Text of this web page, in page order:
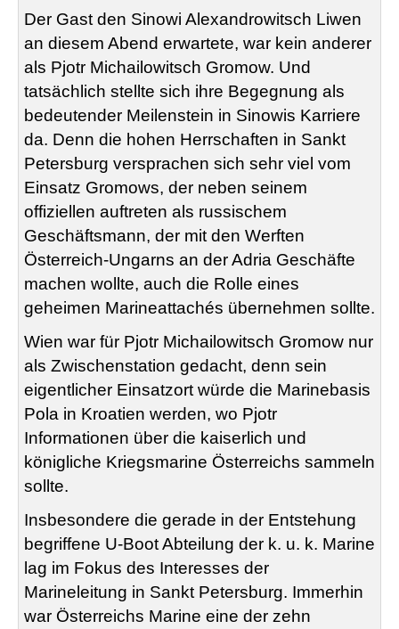
Der Gast den Sinowi Alexandrowitsch Liwen
an diesem Abend erwartete, war kein anderer
als Pjotr Michailowitsch Gromow. Und
tatsächlich stellte sich ihre Begegnung als
bedeutender Meilenstein in Sinowis Karriere
da. Denn die hohen Herrschaften in Sankt
Petersburg versprachen sich sehr viel vom
Einsatz Gromows, der neben seinem
offiziellen auftreten als russischem
Geschäftsmann, der mit den Werften
Österreich-Ungarns an der Adria Geschäfte
machen wollte, auch die Rolle eines
geheimen Marineattachés übernehmen sollte.
Wien war für Pjotr Michailowitsch Gromow nur
als Zwischenstation gedacht, denn sein
eigentlicher Einsatzort würde die Marinebasis
Pola in Kroatien werden, wo Pjotr
Informationen über die kaiserlich und
königliche Kriegsmarine Österreichs sammeln
sollte.
Insbesondere die gerade in der Entstehung
begriffene U-Boot Abteilung der k. u. k. Marine
lag im Fokus des Interesses der
Marineleitung in Sankt Petersburg. Immerhin
war Österreichs Marine eine der zehn